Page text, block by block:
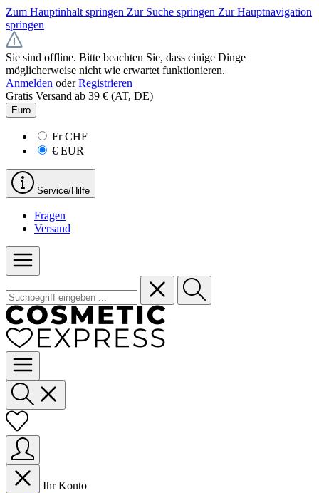
Zum Hauptinhalt springen Zur Suche springen Zur Hauptnavigation
springen
Sie sind offline. Bitte beachten Sie, dass einige Dinge
möglicherweise nicht wie erwartet funktionieren.
Anmelden oder Registrieren
Gratis Versand ab 39 € (AT, DE)
Euro
FrCHF
€ EUR
Service/Hilfe
Fragen
Versand
Ihr Konto